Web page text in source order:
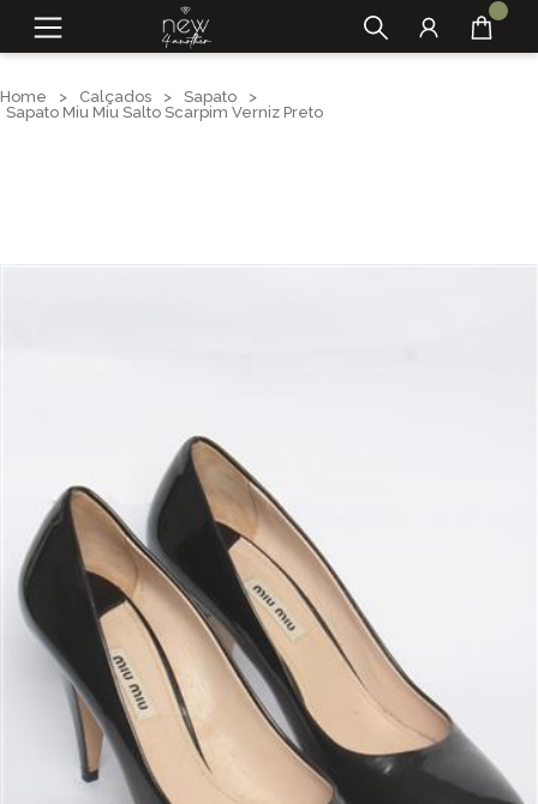
Home > Calçados > Sapato
>
Sapato Miu Miu Salto Scarpim Verniz Preto